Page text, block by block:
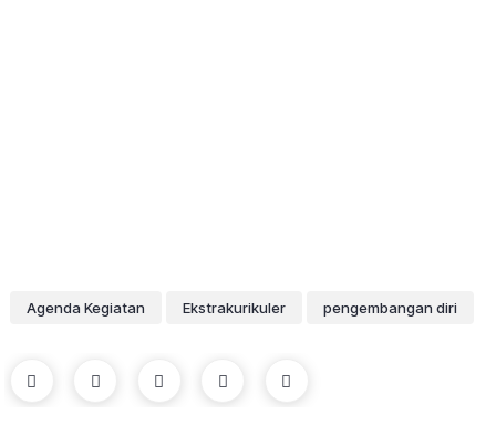
Agenda Kegiatan Ekstrakurikuler pengembangan diri